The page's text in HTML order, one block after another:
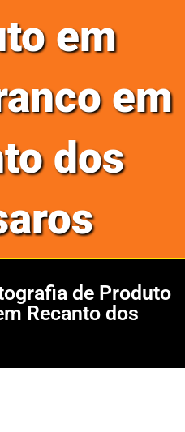
em
em
dos
de Produto
Recanto dos